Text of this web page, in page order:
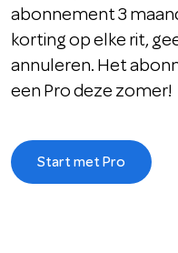
abonnement 3
korting op elke rit,
annuleren. Het
een Pro deze zomer!
Start met Pro